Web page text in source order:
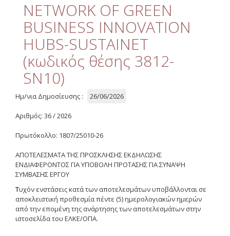
Έργα
Συνεδριάσεις Επιτροπής
Ερευνών
Οδηγός Διαχείρισης
Οδηγός Διαχείρισης
Χρηματοδότησης
Οδηγίες
Οδηγίες διαδικασιών
NETWORK OF GREEN
BUSINESS INNOVATION
HUBS-SUSTAINET
(κωδικός θέσης 3812-
SN10)
Ημ/νια Δημοσίευσης : 26/06/2026
Αριθμός: 36 / 2026
Πρωτόκολλο: 1807/25010-26
ΑΠΟΤΕΛΕΣΜΑΤΑ ΤΗΣ ΠΡΟΣΚΛΗΣΗΣ ΕΚΔΗΛΩΣΗΣ
ΕΝΔΙΑΦΕΡΟΝΤΟΣ ΓΙΑ ΥΠΟΒΟΛΗ ΠΡΟΤΑΣΗΣ ΓΙΑ ΣΥΝΑΨΗ
ΣΥΜΒΑΣΗΣ ΕΡΓΟΥ
Τυχόν ενστάσεις κατά των αποτελεσμάτων υποβάλλονται σε
αποκλειστική προθεσμία πέντε (5) ημερολογιακών ημερών
από την επομένη της ανάρτησης των αποτελεσμάτων στην
ιστοσελίδα του ΕΛΚΕ/ΟΠΑ.